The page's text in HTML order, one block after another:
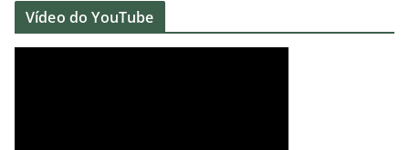
Vídeo do YouTube